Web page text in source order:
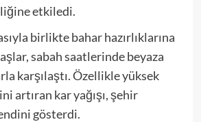
etkiledi.
birlikte bahar hazırlıklarına
sabah saatlerinde beyaza
karşılaştı. Özellikle yüksek
artıran kar yağışı, şehir
gösterdi.